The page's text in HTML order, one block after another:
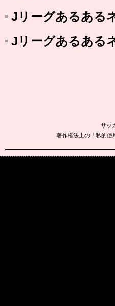
Jリーグあるある
Jリーグあるある
サッ
著作権法上の「私的使